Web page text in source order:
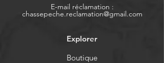
E-mail réclamation :
chassepeche.reclamation@gmail.com
Explorer
Boutique